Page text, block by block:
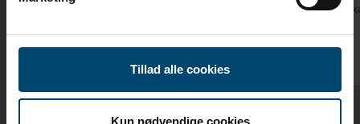
Tillad alle cookies
Kun nødvendige cookies
perfekt och långvarig tätning.
mellan